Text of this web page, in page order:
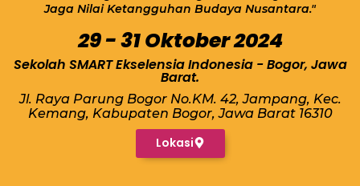
Jaga Nilai Ketangguhan Budaya Nusantara."
29 - 31 Oktober 2024
Sekolah SMART Ekselensia Indonesia - Bogor, Jawa
Barat.
Jl. Raya Parung Bogor No.KM. 42, Jampang, Kec.
Kemang, Kabupaten Bogor, Jawa Barat 16310
Lokasi